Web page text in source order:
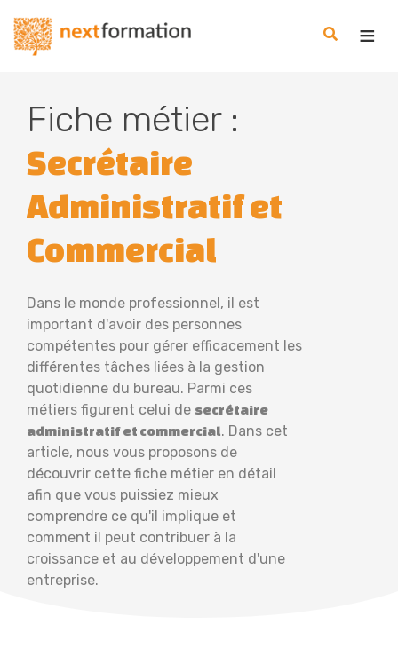
Nextformation
Fiche métier :
Secrétaire
Administratif et
Commercial
Dans le monde professionnel, il est
important d'avoir des personnes
compétentes pour gérer efficacement les
différentes tâches liées à la gestion
quotidienne du bureau. Parmi ces
métiers figurent celui de secrétaire
administratif et commercial. Dans cet
article, nous vous proposons de
découvrir cette fiche métier en détail
afin que vous puissiez mieux
comprendre ce qu'il implique et
comment il peut contribuer à la
croissance et au développement d'une
entreprise.